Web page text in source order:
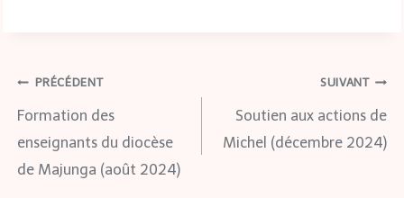
PRÉCÉDENT
Formation des
enseignants du diocèse
de Majunga (août 2024)
SUIVANT
Soutien aux actions de
Michel (décembre 2024)